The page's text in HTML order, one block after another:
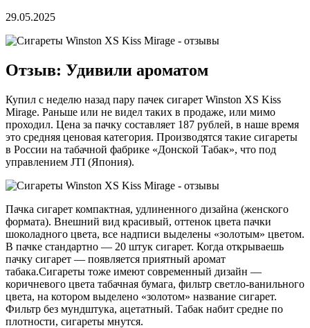
29.05.2025
Отзыв: Удивили ароматом
Купил с неделю назад пару пачек сигарет Winston XS Kiss
Mirage. Раньше или не видел таких в продаже, или мимо
проходил. Цена за пачку составляет 187 рублей, в наше время
это средняя ценовая категория. Производятся такие сигареты
в России на табачной фабрике «Донской Табак», что под
управлением JTI (Япония).
Пачка сигарет компактная, удлиненного дизайна (женского
формата). Внешний вид красивый, оттенок цвета пачки
шоколадного цвета, все надписи выделены «золотым» цветом.
В пачке стандартно — 20 штук сигарет. Когда открываешь
пачку сигарет — появляется приятный аромат
табака.Сигареты тоже имеют современный дизайн —
коричневого цвета табачная бумага, фильтр светло-ванильного
цвета, на котором выделено «золотом» название сигарет.
Фильтр без мундштука, ацетатный. Табак набит средне по
плотности, сигареты мнутся.